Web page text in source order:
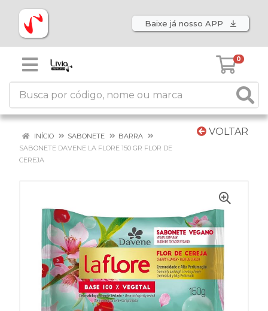
Baixe já nosso APP
0
VOLTAR
INÍCIO SABONETE
BARRA
SABONETE DAVENE LA FLORE 150 GR FLOR DE
CEREJA